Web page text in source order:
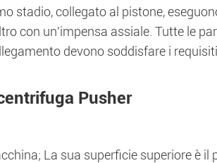
stadio, collegato al pistone,
con un'impensa assiale. Tutte le
devono soddisfare i
Pusher
La sua superficie superiore è